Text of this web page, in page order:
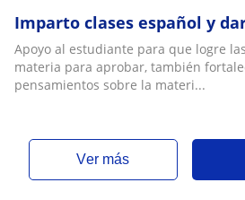
Imparto clases español y
Apoyo al estudiante para que logre
materia para aprobar, también
pensamientos sobre la materi...
ver más